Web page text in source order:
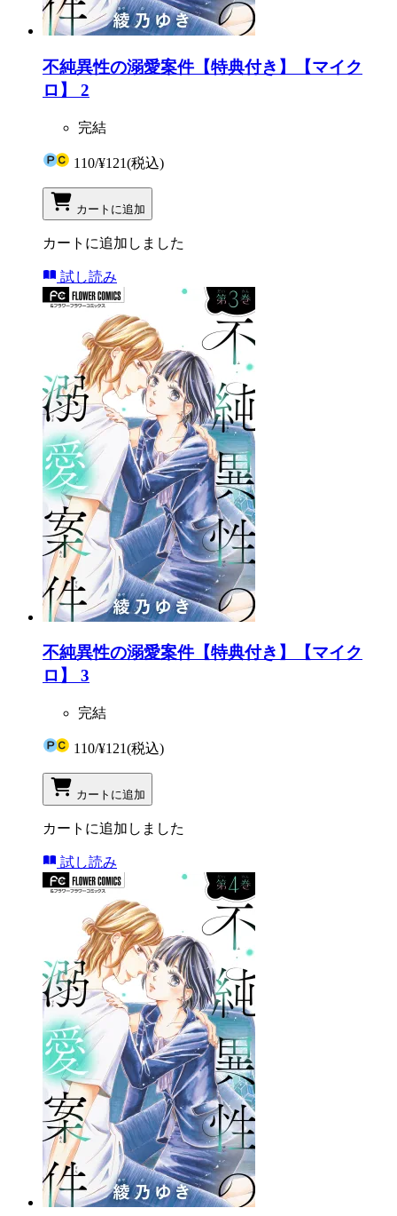
不純異性の溺愛案件【特典付き】【マイク
ロ】 2
完結
110/¥121(税込)
カートに追加
カートに追加しました
試し読み
不純異性の溺愛案件【特典付き】【マイク
ロ】 3
完結
110/¥121(税込)
カートに追加
カートに追加しました
試し読み